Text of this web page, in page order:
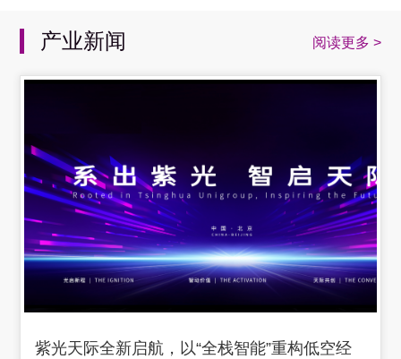
产业新闻 阅读更多 >
紫光天际全新启航，以“全栈智能”重构低空经